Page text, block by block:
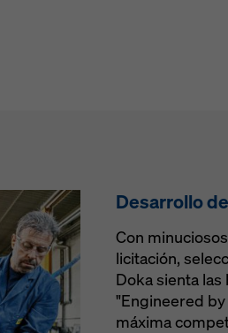
Desarrollo
Con
licitación,
Doka sienta
"Engineered
máxima